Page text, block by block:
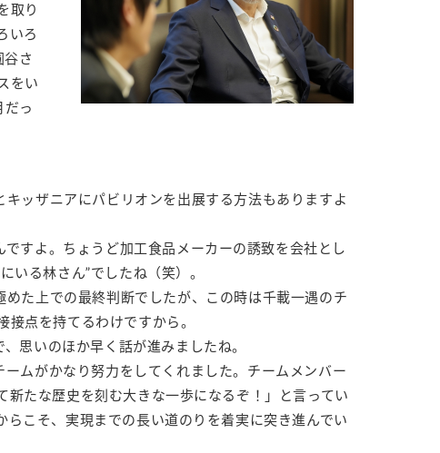
取り
いろ
谷さ
をい
っ
ッザニアにパビリオンを出展する方法もありますよ
すよ。ちょうど加工食品メーカーの誘致を会社とし
いる林さん”でしたね（笑）。
た上での最終判断でしたが、この時は千載一遇のチ
点を持てるわけですから。
思いのほか早く話が進みましたね。
ムがかなり努力をしてくれました。チームメンバー
たな歴史を刻む大きな一歩になるぞ！」と言ってい
こそ、実現までの長い道のりを着実に突き進んでい